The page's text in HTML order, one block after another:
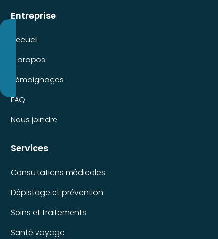
Entreprise
Accueil
À propos
Témoignages
FAQ
Nous joindre
Services
Consultations médicales
Dépistage et prévention
Soins et traitements
Santé voyage